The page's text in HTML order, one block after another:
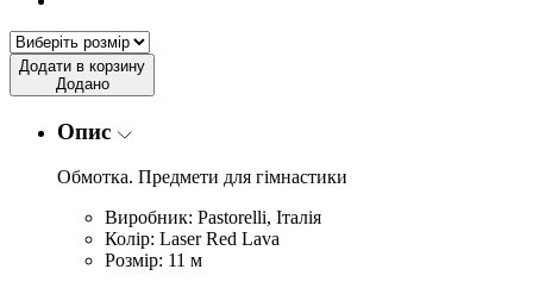
Додати в корзину
Додано
Опис
Обмотка. Предмети для гімнастики
Виробник: Pastorelli, Італія
Колір: Laser Red Lava
Розмір: 11 м